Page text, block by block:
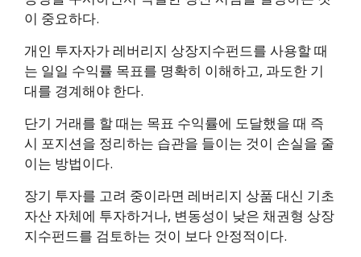
이 중요하다.
개인 투자자가 레버리지 상장지수펀드를 사용할 때
는 일일 수익률 목표를 명확히 이해하고, 과도한 기
대를 경계해야 한다.
단기 거래를 할 때는 목표 수익률에 도달했을 때 즉
시 포지션을 정리하는 습관을 들이는 것이 손실을 줄
이는 방법이다.
장기 투자를 고려 중이라면 레버리지 상품 대신 기초
자산 자체에 투자하거나, 변동성이 낮은 채권형 상장
지수펀드를 검토하는 것이 보다 안정적이다.